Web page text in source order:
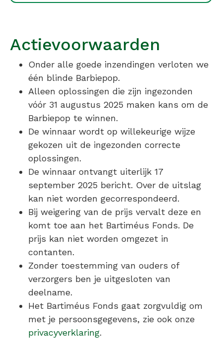
Actievoorwaarden
Onder alle goede inzendingen verloten we
één blinde Barbiepop.
Alleen oplossingen die zijn ingezonden
vóór 31 augustus 2025 maken kans om de
Barbiepop te winnen.
De winnaar wordt op willekeurige wijze
gekozen uit de ingezonden correcte
oplossingen.
De winnaar ontvangt uiterlijk 17
september 2025 bericht. Over de uitslag
kan niet worden gecorrespondeerd.
Bij weigering van de prijs vervalt deze en
komt toe aan het Bartiméus Fonds. De
prijs kan niet worden omgezet in
contanten.
Zonder toestemming van ouders of
verzorgers ben je uitgesloten van
deelname.
Het Bartiméus Fonds gaat zorgvuldig om
met je persoonsgegevens, zie ook onze
privacyverklaring.